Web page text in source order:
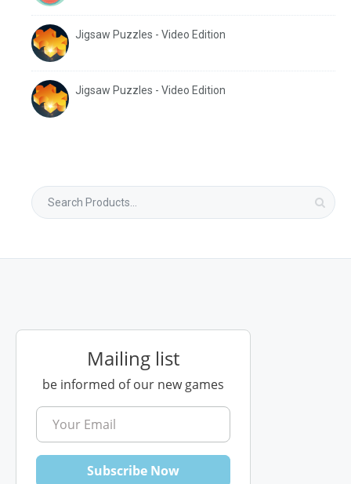
Jigsaw Puzzles - Video Edition
Jigsaw Puzzles - Video Edition
Mailing list
be informed of our new games